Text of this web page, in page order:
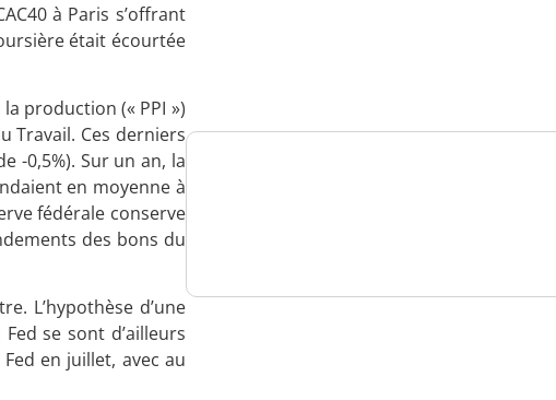
à Paris s’offrant
était écourtée
production (« PPI »)
Travail. Ces derniers
-0,5%). Sur un an, la
en moyenne à
fédérale conserve
des bons du
L’hypothèse d’une
se sont d’ailleurs
en juillet, avec au